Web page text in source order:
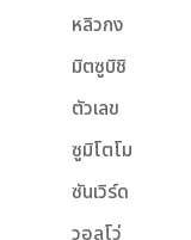
หลิวกง
มิตซูบิชิ
ตัวเลข
ซูมิโตโม
ซันเวิร์ด
วอลโว่